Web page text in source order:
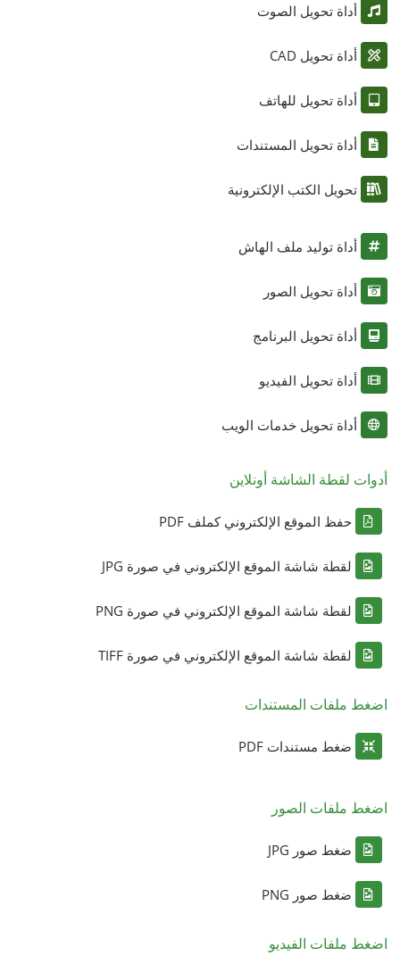
أداة تحويل الصوت
أداة تحويل CAD
أداة تحويل للهاتف
أداة تحويل المستندات
تحويل الكتب الإلكترونية
أداة توليد ملف الهاش
أداة تحويل الصور
أداة تحويل البرنامج
أداة تحويل الفيديو
أداة تحويل خدمات الويب
أدوات لقطة الشاشة أونلاين
حفظ الموقع الإلكتروني كملف PDF
لقطة شاشة الموقع الإلكتروني في صورة JPG
لقطة شاشة الموقع الإلكتروني في صورة PNG
لقطة شاشة الموقع الإلكتروني في صورة TIFF
اضغط ملفات المستندات
ضغط مستندات PDF
اضغط ملفات الصور
ضغط صور JPG
ضغط صور PNG
اضغط ملفات الفيديو